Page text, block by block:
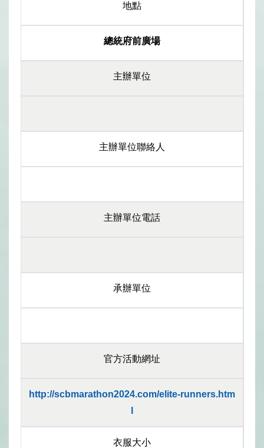
地點
總統府前廣場
主辦單位
主辦單位聯絡人
主辦單位電話
承辦單位
官方活動網址
http://scbmarathon2024.com/elite-runners.htm
衣服大小